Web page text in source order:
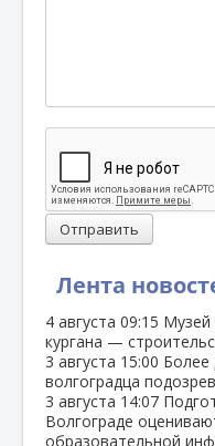
Лента
4 августа 09:15
кургана —
3 августа 15:00 Более
волгоградца
3 августа 14:07
Волгограде
образовательной
Отправить